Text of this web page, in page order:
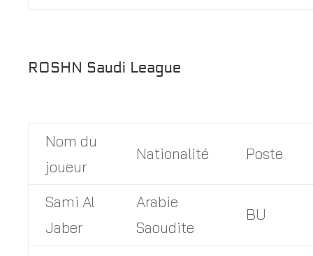
ROSHN Saudi League
Nom du
joueur
Nationalité Poste
Sami Al
Jaber
Arabie
Saoudite
BU